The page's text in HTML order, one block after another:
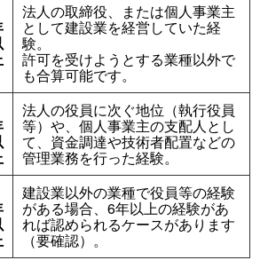
法人の取締役、または個人事業主
として建設業を経営していた経
験。
許可を受けようとする業種以外で
も合算可能です。
法人の役員に次ぐ地位（執行役員
等）や、個人事業主の支配人とし
て、資金調達や技術者配置などの
管理業務を行った経験。
建設業以外の業種で役員等の経験
がある場合、6年以上の経験があ
れば認められるケースがあります
（要確認）。